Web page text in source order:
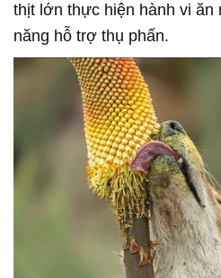
thịt lớn thực hiện hành vi ăn
năng hỗ trợ thụ phấn.